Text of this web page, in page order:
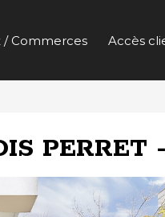
/ Commerces Accès
PERRET -